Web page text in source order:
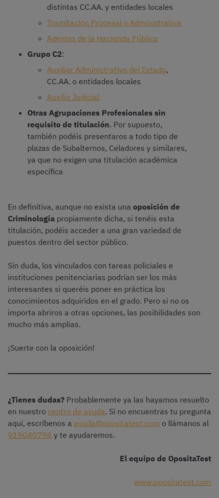
distintas CC.AA. y entidades locales
Tramitación Procesal y Administrativa
Agentes de la Hacienda Pública
Grupo C2:
Auxiliar Administrativo del Estado,
CC.AA. o entidades locales
Auxilio Judicial
Otras Agrupaciones Profesionales sin
requisito de titulación. Por supuesto,
también podéis presentaros a todo tipo de
plazas de Subalternos, Celadores y similares,
ya que no exigen una titulación académica
específica
En definitiva, aunque no exista una oposición de
Criminología propiamente dicha, si tenéis esta
titulación, podéis acceder a una gran variedad de
puestos dentro del sector público.
Sin duda, los vinculados con tareas policiales e
instituciones penitenciarias podrían ser los más
interesantes si queréis poner en práctica los
conocimientos adquiridos en el grado. Pero si no os
importa abriros a otras opciones, las posibilidades son
mucho más amplias.
¡Suerte con la oposición!
¿Tienes dudas? Probablemente ya las hayamos resuelto
en nuestro centro de ayuda. Si no encuentras tu pregunta
aquí, escríbenos a ayuda@opositatest.com o llámanos al
919040798 y te ayudaremos.
El equipo de OpositaTest
www.opositatest.com